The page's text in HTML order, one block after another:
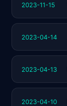
2023-11-15
2023-04-14
2023-04-13
2023-04-10